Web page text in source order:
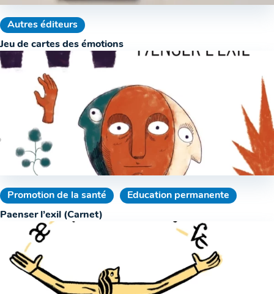
Autres éditeurs
Jeu de cartes des émotions
Promotion de la santé
Education permanente
Paenser l’exil (Carnet)